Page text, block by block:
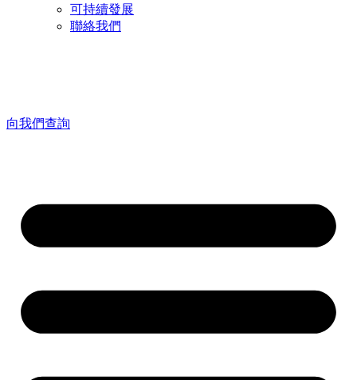
可持續發展
聯絡我們
向我們查詢